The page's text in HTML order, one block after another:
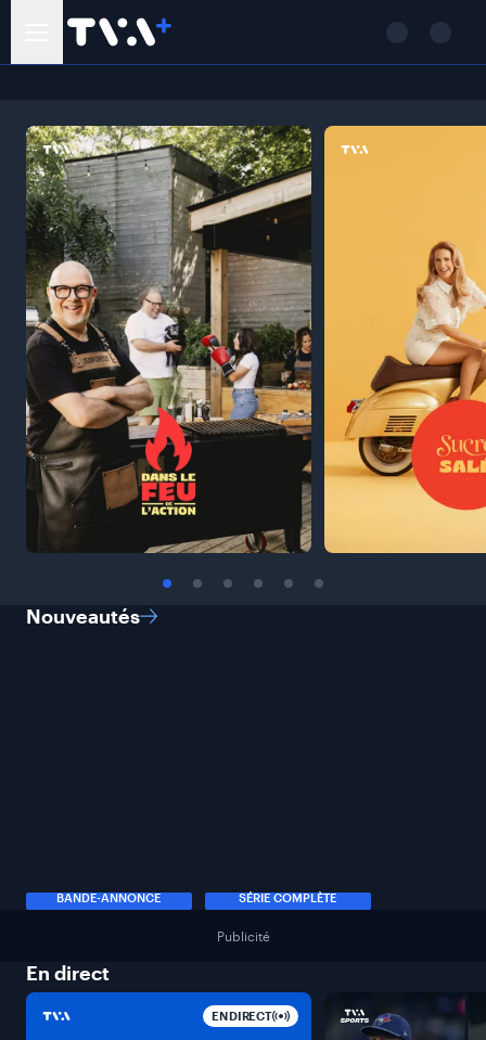
Nouveautés
BANDE-ANNONCE SÉRIE COMPLÈTE
Publicité
En direct
EN DIRECT